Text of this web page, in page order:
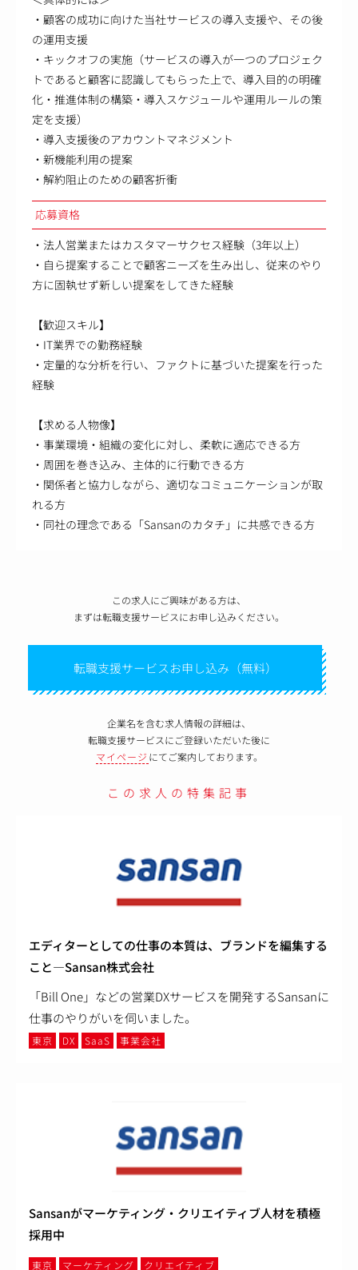
・顧客の成功に向けた当社サービスの導入支援や、その後
の運用支援
・キックオフの実施（サービスの導入が一つのプロジェク
トであると顧客に認識してもらった上で、導入目的の明確
化・推進体制の構築・導入スケジュールや運用ルールの策
定を支援）
・導入支援後のアカウントマネジメント
・新機能利用の提案
・解約阻止のための顧客折衝
応募資格
・法人営業またはカスタマーサクセス経験（3年以上）
・自ら提案することで顧客ニーズを生み出し、従来のやり
方に固執せず新しい提案をしてきた経験
【歓迎スキル】
・IT業界での勤務経験
・定量的な分析を行い、ファクトに基づいた提案を行った
経験
【求める人物像】
・事業環境・組織の変化に対し、柔軟に適応できる方
・周囲を巻き込み、主体的に行動できる方
・関係者と協力しながら、適切なコミュニケーションが取
れる方
・同社の理念である「Sansanのカタチ」に共感できる方
この求人にご興味がある方は、
まずは転職支援サービスにお申し込みください。
転職支援サービスお申し込み（無料）
企業名を含む求人情報の詳細は、
転職支援サービスにご登録いただいた後に
マイページ にてご案内しております。
この求人の特集記事
エディターとしての仕事の本質は、ブランドを編集する
こと―Sansan株式会社
「Bill One」などの営業DXサービスを開発するSansanに
仕事のやりがいを伺いました。
東京 DX SaaS 事業会社
Sansanがマーケティング・クリエイティブ人材を積極
採用中
東京 マーケティング クリエイティブ